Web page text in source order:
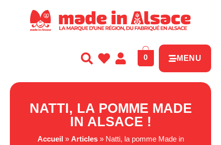
0 MENU
NATTI, LA POMME MADE
IN ALSACE !
Accueil » Articles» Natti, la pomme Made in